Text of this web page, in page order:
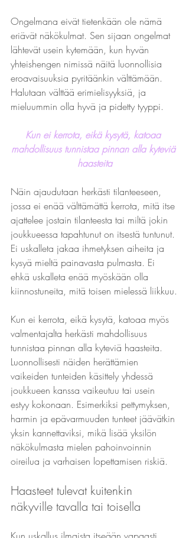
Ongelmana eivät tietenkään ole nämä
eriävät näkökulmat. Sen sijaan ongelmat
lähtevät usein kytemään, kun hyvän
yhteishengen nimissä näitä luonnollisia
eroavaisuuksia pyritäänkin välttämään.
Halutaan välttää erimielisyyksiä, ja
mieluummin olla hyvä ja pidetty tyyppi.
Kun ei kerrota, eikä kysytä, katoaa
mahdollisuus tunnistaa pinnan alla kyteviä
haasteita
Näin ajaudutaan herkästi tilanteeseen,
jossa ei enää välttämättä kerrota, mitä itse
ajattelee jostain tilanteesta tai miltä jokin
joukkueessa tapahtunut on itsestä tuntunut.
Ei uskalleta jakaa ihmetyksen aiheita ja
kysyä mieltä painavasta pulmasta. Ei
ehkä uskalleta enää myöskään olla
kiinnostuneita, mitä toisen mielessä liikkuu.
Kun ei kerrota, eikä kysytä, katoaa myös
valmentajalta herkästi mahdollisuus
tunnistaa pinnan alla kyteviä haasteita.
Luonnollisesti näiden herättämien
vaikeiden tunteiden käsittely yhdessä
joukkueen kanssa vaikeutuu tai usein
estyy kokonaan. Esimerkiksi pettymyksen,
harmin ja epävarmuuden tunteet jäävätkin
yksin kannettaviksi, mikä lisää yksilön
näkökulmasta mielen pahoinvoinnin
oireilua ja varhaisen lopettamisen riskiä.
Haasteet tulevat kuitenkin
näkyville tavalla tai toisella